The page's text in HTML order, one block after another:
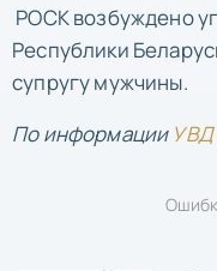
РОСК возбуждено
Республики
супругу мужчины.
По информации